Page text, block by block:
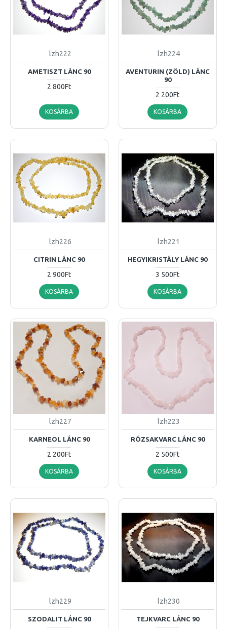
lzh222
AMETISZT LÁNC 90
2 800Ft
KOSÁRBA
lzh224
AVENTURIN (ZÖLD) LÁNC
90
2 200Ft
KOSÁRBA
lzh226
CITRIN LÁNC 90
2 900Ft
KOSÁRBA
lzh221
HEGYIKRISTÁLY LÁNC 90
3 500Ft
KOSÁRBA
lzh227
KARNEOL LÁNC 90
2 200Ft
KOSÁRBA
lzh223
RÓZSAKVARC LÁNC 90
2 500Ft
KOSÁRBA
lzh229
SZODALIT LÁNC 90
lzh230
TEJKVARC LÁNC 90